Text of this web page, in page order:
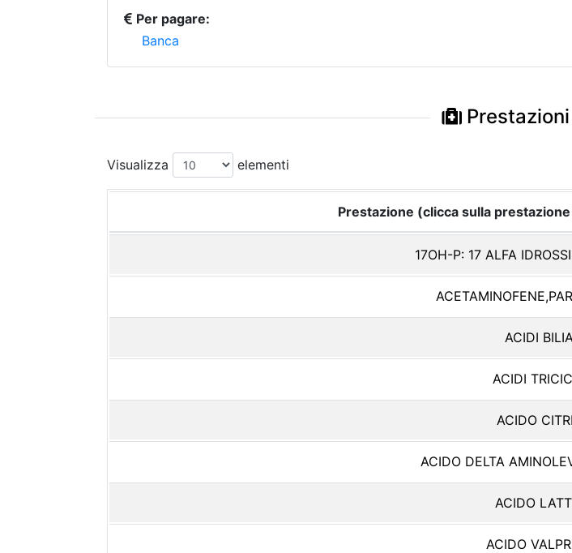
Per pagare:
Banca
Visualizza elementi
Prestazione (clicca sulla
17OH-P: 17 ALFA
ACIDI
ACIDI
ACIDO
ACIDO DELTA
ACIDO
ACIDO